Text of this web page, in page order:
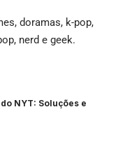
doramas, k-pop,
nerd e geek.
NYT: Soluções e